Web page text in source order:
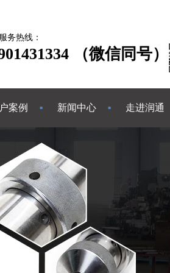
务热线：
（微信同号）
案例 新闻中心 走进润通